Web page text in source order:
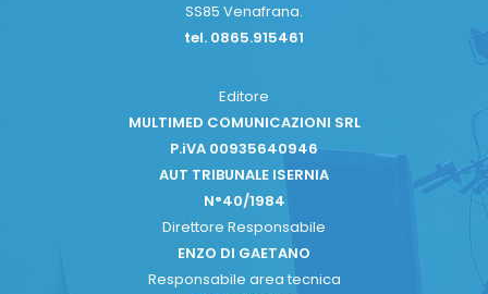
SS85 Venafrana.
tel. 0865.915461
Editore
MULTIMED COMUNICAZIONI SRL
P.iVA 00935640946
AUT TRIBUNALE ISERNIA
N°40/1984
Direttore Responsabile
ENZO DI GAETANO
Responsabile area tecnica